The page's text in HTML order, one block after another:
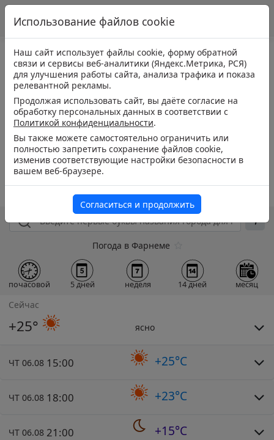
Погода в Фарнеме
почасовой 5 дней неделя 14 дней месяц
Сейчас
+25° ясно
ЧТ 06.08 15:00 +25°C
ЧТ 06.08 18:00 +23°C
ЧТ 06.08 21:00 +15°C
Использование файлов cookie
Наш сайт использует файлы cookie, форму обратной
связи и сервисы веб-аналитики (Яндекс.Метрика, РСЯ)
для улучшения работы сайта, анализа трафика и показа
релевантной рекламы.
Продолжая использовать сайт, вы даёте согласие на
обработку персональных данных в соответствии с
Политикой конфиденциальности.
Вы также можете самостоятельно ограничить или
полностью запретить сохранение файлов cookie,
изменив соответствующие настройки безопасности в
вашем веб-браузере.
Согласиться и продолжить